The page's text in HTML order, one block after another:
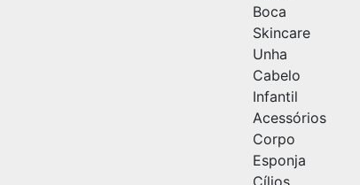
Boca
Skincare
Unha
Cabelo
Infantil
Acessórios
Corpo
Esponja
Cílios